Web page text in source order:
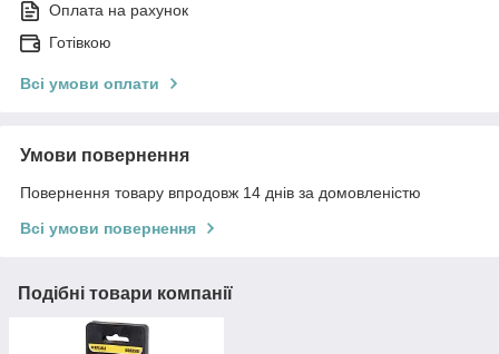
Оплата на рахунок
Готівкою
Всі умови оплати
Умови повернення
Повернення товару впродовж 14 днів за домовленістю
Всі умови повернення
Подібні товари компанії